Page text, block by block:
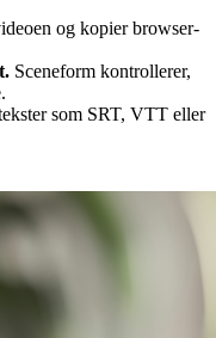
og kopier browser-
Sceneform kontrollerer,
som SRT, VTT eller